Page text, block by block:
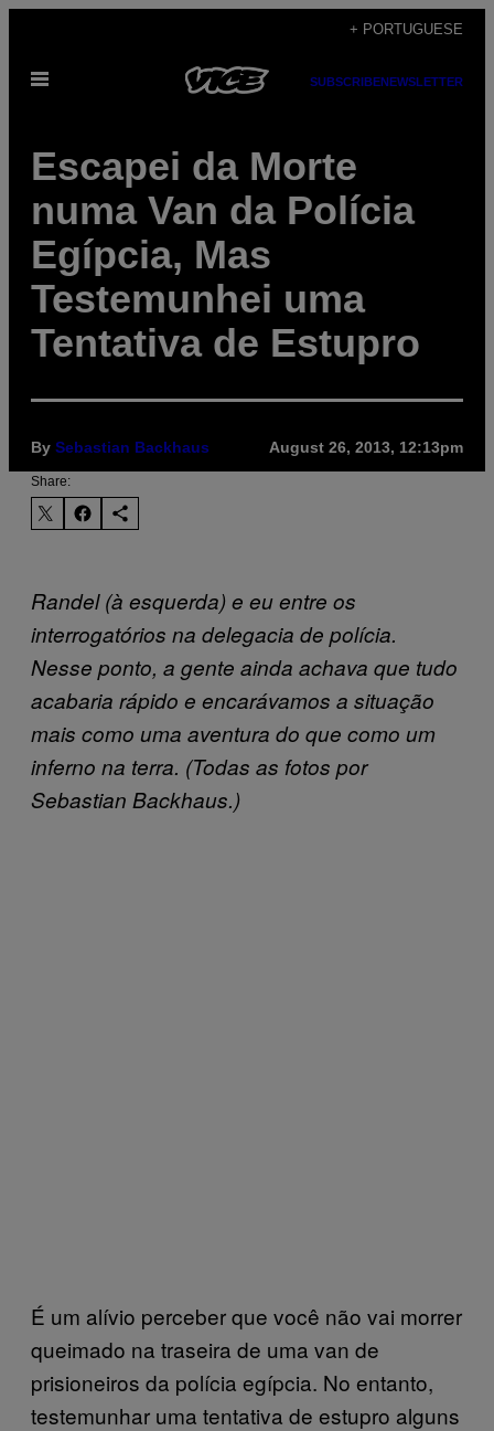
content
+ PORTUGUESE
Open
SUBSCRIBENEWSLETTER
Escapei da Morte
numa Van da Polícia
Egípcia, Mas
Testemunhei uma
Tentativa de Estupro
By Sebastian Backhaus August 26, 2013, 12:13pm
Share:
Randel (à esquerda) e eu entre os
interrogatórios na delegacia de polícia.
Nesse ponto, a gente ainda achava que tudo
acabaria rápido e encarávamos a situação
mais como uma aventura do que como um
inferno na terra. (Todas as fotos por
Sebastian Backhaus.)
É um alívio perceber que você não vai morrer
queimado na traseira de uma van de
prisioneiros da polícia egípcia. No entanto,
testemunhar uma tentativa de estupro alguns